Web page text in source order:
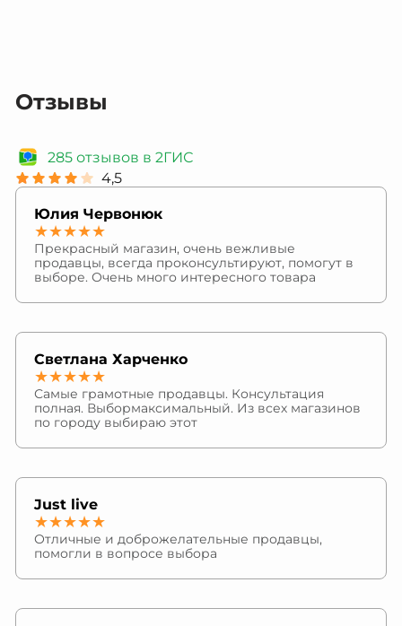
Отзывы
285 отзывов в 2ГИС
4,5
Юлия Червонюк
★★★★★
Прекрасный магазин, очень вежливые
продавцы, всегда проконсультируют, помогут в
выборе. Очень много интересного товара
Светлана Харченко
★★★★★
Самые грамотные продавцы. Консультация
полная. Выбормаксимальный. Из всех магазинов
по городу выбираю этот
Just live
★★★★★
Отличные и доброжелательные продавцы,
помогли в вопросе выбора